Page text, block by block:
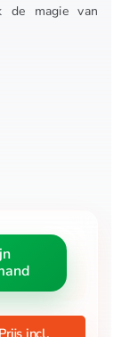
de magie van
Prijs incl.